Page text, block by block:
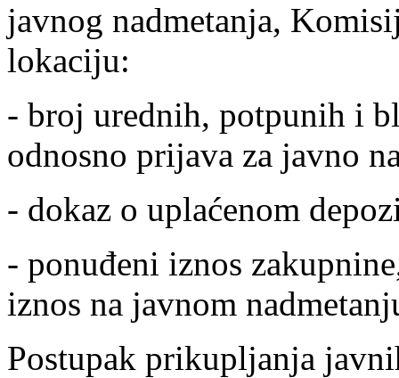
javnog nadmetanja,
lokaciju:
- broj urednih, potpunih i
odnosno prijava za javno
- dokaz o uplaćenom
- ponuđeni iznos
iznos na javnom
Postupak prikupljanja